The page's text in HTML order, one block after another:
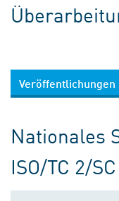
Veröffentlichungen
Nationales
ISO/TC 2/